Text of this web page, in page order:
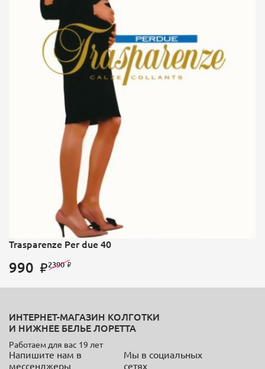
Trasparenze Per due 40
990 2390
ИНТЕРНЕТ-МАГАЗИН КОЛГОТКИ
И НИЖНЕЕ БЕЛЬЕ ЛОРЕТТА
Работаем для вас 19 лет
Напишите нам в
мессенджеры
Мы в социальных
сетях